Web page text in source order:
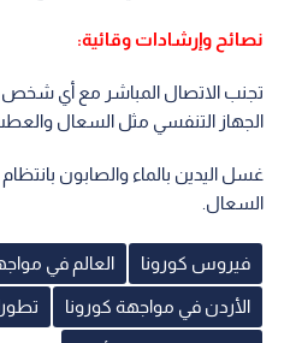
نصائح وإرشادات وقائية:
تجنب الاتصال المباشر مع أي
الجهاز التنفسي مثل السعال
غسل اليدين بالماء والصابون
السعال.
فيروس كورونا العالم في
الأردن في مواجهة كورونا